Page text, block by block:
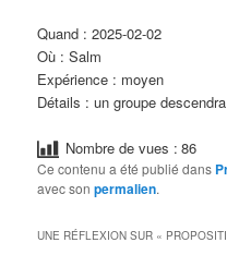
Quand : 2025-02-02
Où : Salm
Expérience : moyen
Détails : un groupe
Nombre de vues : 86
Ce contenu a été publié dans
avec sonpermalien.
UNE RÉFLEXION SUR «